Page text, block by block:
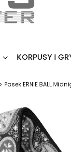
KORPUSY I
Pasek ERNIE BALL